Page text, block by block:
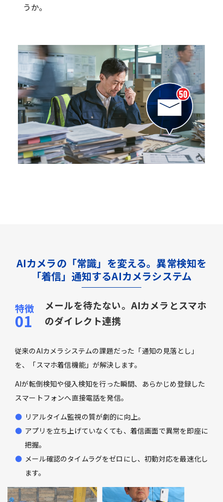
うか。
AIカメラの「常識」を変える。異常検知を
「着信」通知するAIカメラシステム
メールを待たない。AIカメラとスマホ
のダイレクト連携
従来のAIカメラシステムの課題だった「通知の見落とし」
を、「スマホ着信機能」が解決します。
AIが転倒検知や侵入検知を行った瞬間、あらかじめ登録した
スマートフォンへ直接電話を発信。
リアルタイム監視の質が劇的に向上。
アプリを立ち上げていなくても、着信画面で異常を即座に
把握。
メール確認のタイムラグをゼロにし、初動対応を最速化し
ます。